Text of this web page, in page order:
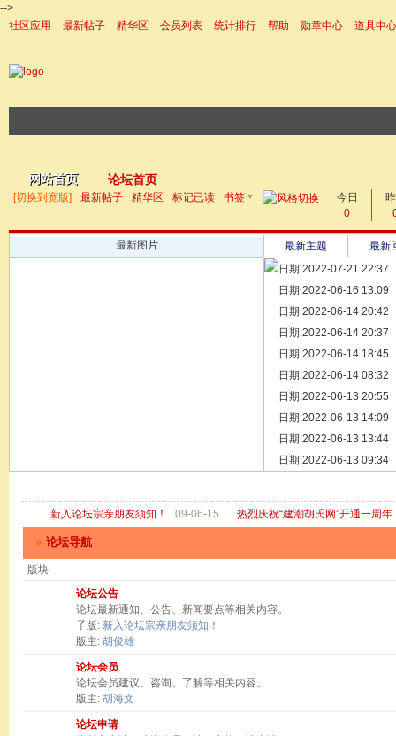
-->
社区应用
最新帖子 精华区 会员列表 统计排行 帮助 勋章中心
道具中心
网站首页 论坛首页
帖子
[切换到宽版] 最新帖子 精华区 标记已读 书签 ▼
今日
0
最新图片 最新主题
最新
日期:2022-07-21 22:37
[ 宗亲新闻 ] 同为宗亲，
日期:2022-06-16 13:09
[ 族谱知识 ] 漫话辈份
日期:2022-06-14 20:42
[ 族谱知识 ] 修族谱的用
日期:2022-06-14 20:37
[ 族谱知识 ] 一元等于多
日期:2022-06-14 18:45
[ 散文随笔 ] 写给远在天
日期:2022-06-14 08:32
[ 宗亲新闻 ] 关于“金鸡落
日期:2022-06-13 20:55
[ 庙堂宗祠 ] 洽礼祖祠
日期:2022-06-13 14:09
[ 庙堂宗祠 ] 京华胡氏二
日期:2022-06-13 13:44
[ 庙堂宗祠 ] 祖祠、家庙
日期:2022-06-13 09:34
新入论坛宗亲朋友须知！ 09-06-15 热烈庆祝“建潮胡氏网”开通一周年
» 论坛导航
版块
论坛公告
论坛最新通知、公告、新闻要点等相关内容。
子版: 新入论坛宗亲朋友须知！
版主: 胡俊雄
论坛会员
论坛会员建议、咨询、了解等相关内容。
版主: 胡海文
论坛申请